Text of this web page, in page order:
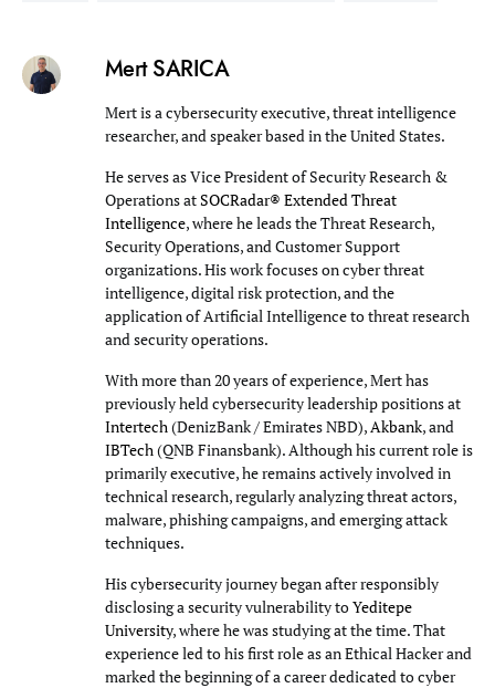
Mert SARICA
Mert is a cybersecurity executive, threat intelligence
researcher, and speaker based in the United States.
He serves as Vice President of Security Research &
Operations atSOCRadar® Extended Threat
Intelligence, where he leads the Threat Research,
Security Operations, and Customer Support
organizations. His work focuses on cyber threat
intelligence, digital risk protection, and the
application of Artificial Intelligence to threat research
and security operations.
With more than 20 years of experience, Mert has
previously held cybersecurity leadership positions at
Intertech(DenizBank / Emirates NBD),Akbank, and
IBTech(QNB Finansbank). Although his current role is
primarily executive, he remains actively involved in
technical research, regularly analyzing threat actors,
malware, phishing campaigns, and emerging attack
techniques.
His cybersecurity journey began after responsibly
disclosing a security vulnerability toYeditepe
University, where he was studying at the time. That
experience led to his first role as an Ethical Hacker and
marked the beginning of a career dedicated to cyber